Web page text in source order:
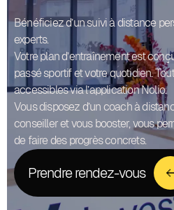
Bénéficiez d’un suivi à distance
experts.
Votre plan d’entraînement est
passé sportif et votre quotidien.
accessibles via l’application Nolio.
Vous disposez d’un coach à
conseiller et vous booster, vous
de faire des progrès concrets.
Prendre rendez-vous